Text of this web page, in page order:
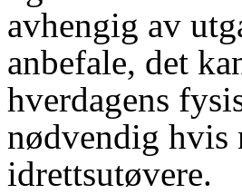
avhengig av
anbefale, det
hverdagens
nødvendig hvis
idrettsutøvere.